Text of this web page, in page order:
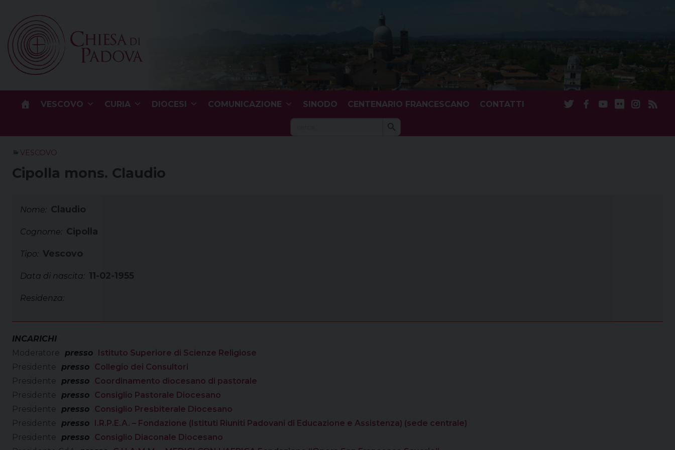
content
VESCOVO CURIA DIOCESI COMUNICAZIONE SINODO CENTENARIO FRANCESCANO CONTATTI
Search Search Button
VESCOVO
Cipolla mons. Claudio
Nome: Claudio
Cognome: Cipolla
Tipo: Vescovo
Data di nascita: 11-02-1955
Residenza:
INCARICHI
Moderatore
presso Istituto Superiore di Scienze Religiose
Presidente
presso Collegio dei Consultori
Presidente
presso Coordinamento diocesano di pastorale
Presidente
presso Consiglio Pastorale Diocesano
Presidente
presso Consiglio Presbiterale Diocesano
Presidente
presso I.R.P.E.A. – Fondazione (Istituti Riuniti Padovani di Educazione e Assistenza) (sede centrale)
Presidente
presso Consiglio Diaconale Diocesano